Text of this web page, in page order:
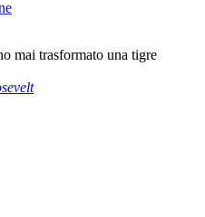
mai trasformato una tigre